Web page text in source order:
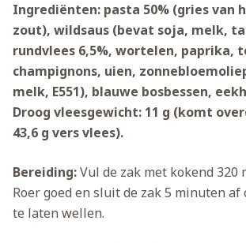
Ingrediënten: pasta 50% (gries van
zout), wildsaus (bevat soja, melk,
rundvlees 6,5%, wortelen, paprika,
champignons, uien,
melk, E551), blauwe bosbessen,
Droog vleesgewicht: 11 g (komt
43,6 g vers vlees).
Bereiding:Vul de zak met kokend 320
Roer goed en sluit de zak 5 minuten af
te laten wellen.